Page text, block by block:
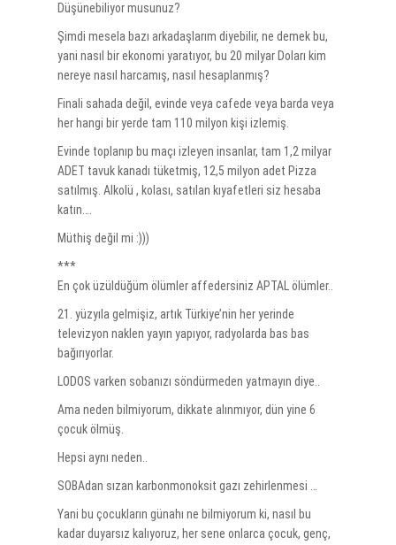
Düşünebiliyor musunuz?
Şimdi mesela bazı arkadaşlarım diyebilir, ne demek bu,
yani nasıl bir ekonomi yaratıyor, bu 20 milyar Doları kim
nereye nasıl harcamış, nasıl hesaplanmış?
Finali sahada değil, evinde veya cafede veya barda veya
her hangi bir yerde tam 110 milyon kişi izlemiş.
Evinde toplanıp bu maçı izleyen insanlar, tam 1,2 milyar
ADET tavuk kanadı tüketmiş, 12,5 milyon adet Pizza
satılmış. Alkolü , kolası, satılan kıyafetleri siz hesaba
katın….
Müthiş değil mi :)))
***
En çok üzüldüğüm ölümler affedersiniz APTAL ölümler..
21. yüzyıla gelmişiz, artık Türkiye’nin her yerinde
televizyon naklen yayın yapıyor, radyolarda bas bas
bağırıyorlar.
LODOS varken sobanızı söndürmeden yatmayın diye..
Ama neden bilmiyorum, dikkate alınmıyor, dün yine 6
çocuk ölmüş.
Hepsi aynı neden..
SOBAdan sızan karbonmonoksit gazı zehirlenmesi …
Yani bu çocukların günahı ne bilmiyorum ki, nasıl bu
kadar duyarsız kalıyoruz, her sene onlarca çocuk, genç,